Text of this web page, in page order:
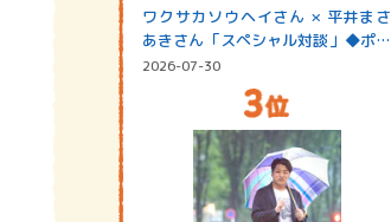
ワクサカソウヘイさん × 平井まさ
あきさん「スペシャル対談」◆ポッ
ドキャスト…
2026-07-30